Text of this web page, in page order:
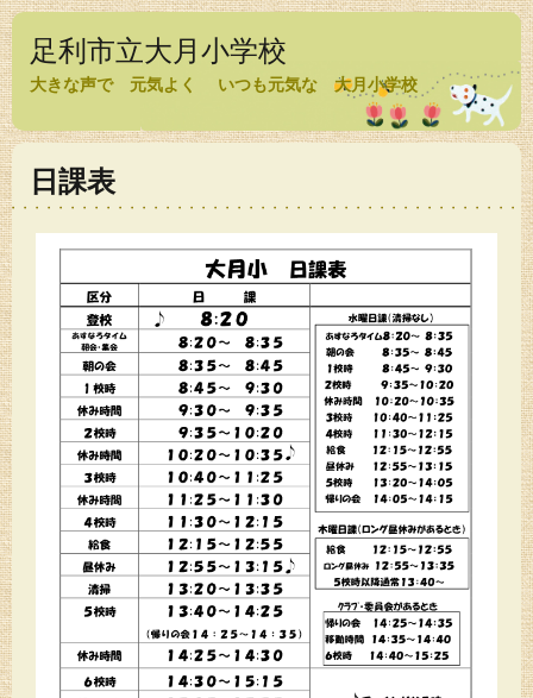
足利市立大月小学校
大きな声で 元気よく いつも元気な 大月小学校
日課表